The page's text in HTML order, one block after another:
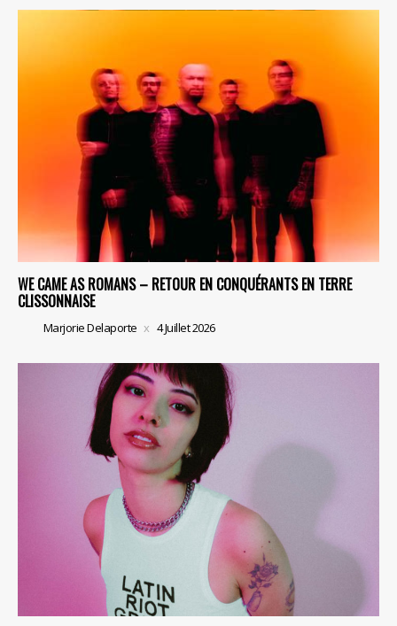
WE CAME AS ROMANS – RETOUR EN CONQUÉRANTS EN TERRE
CLISSONNAISE
Marjorie Delaporte 4 Juillet 2026